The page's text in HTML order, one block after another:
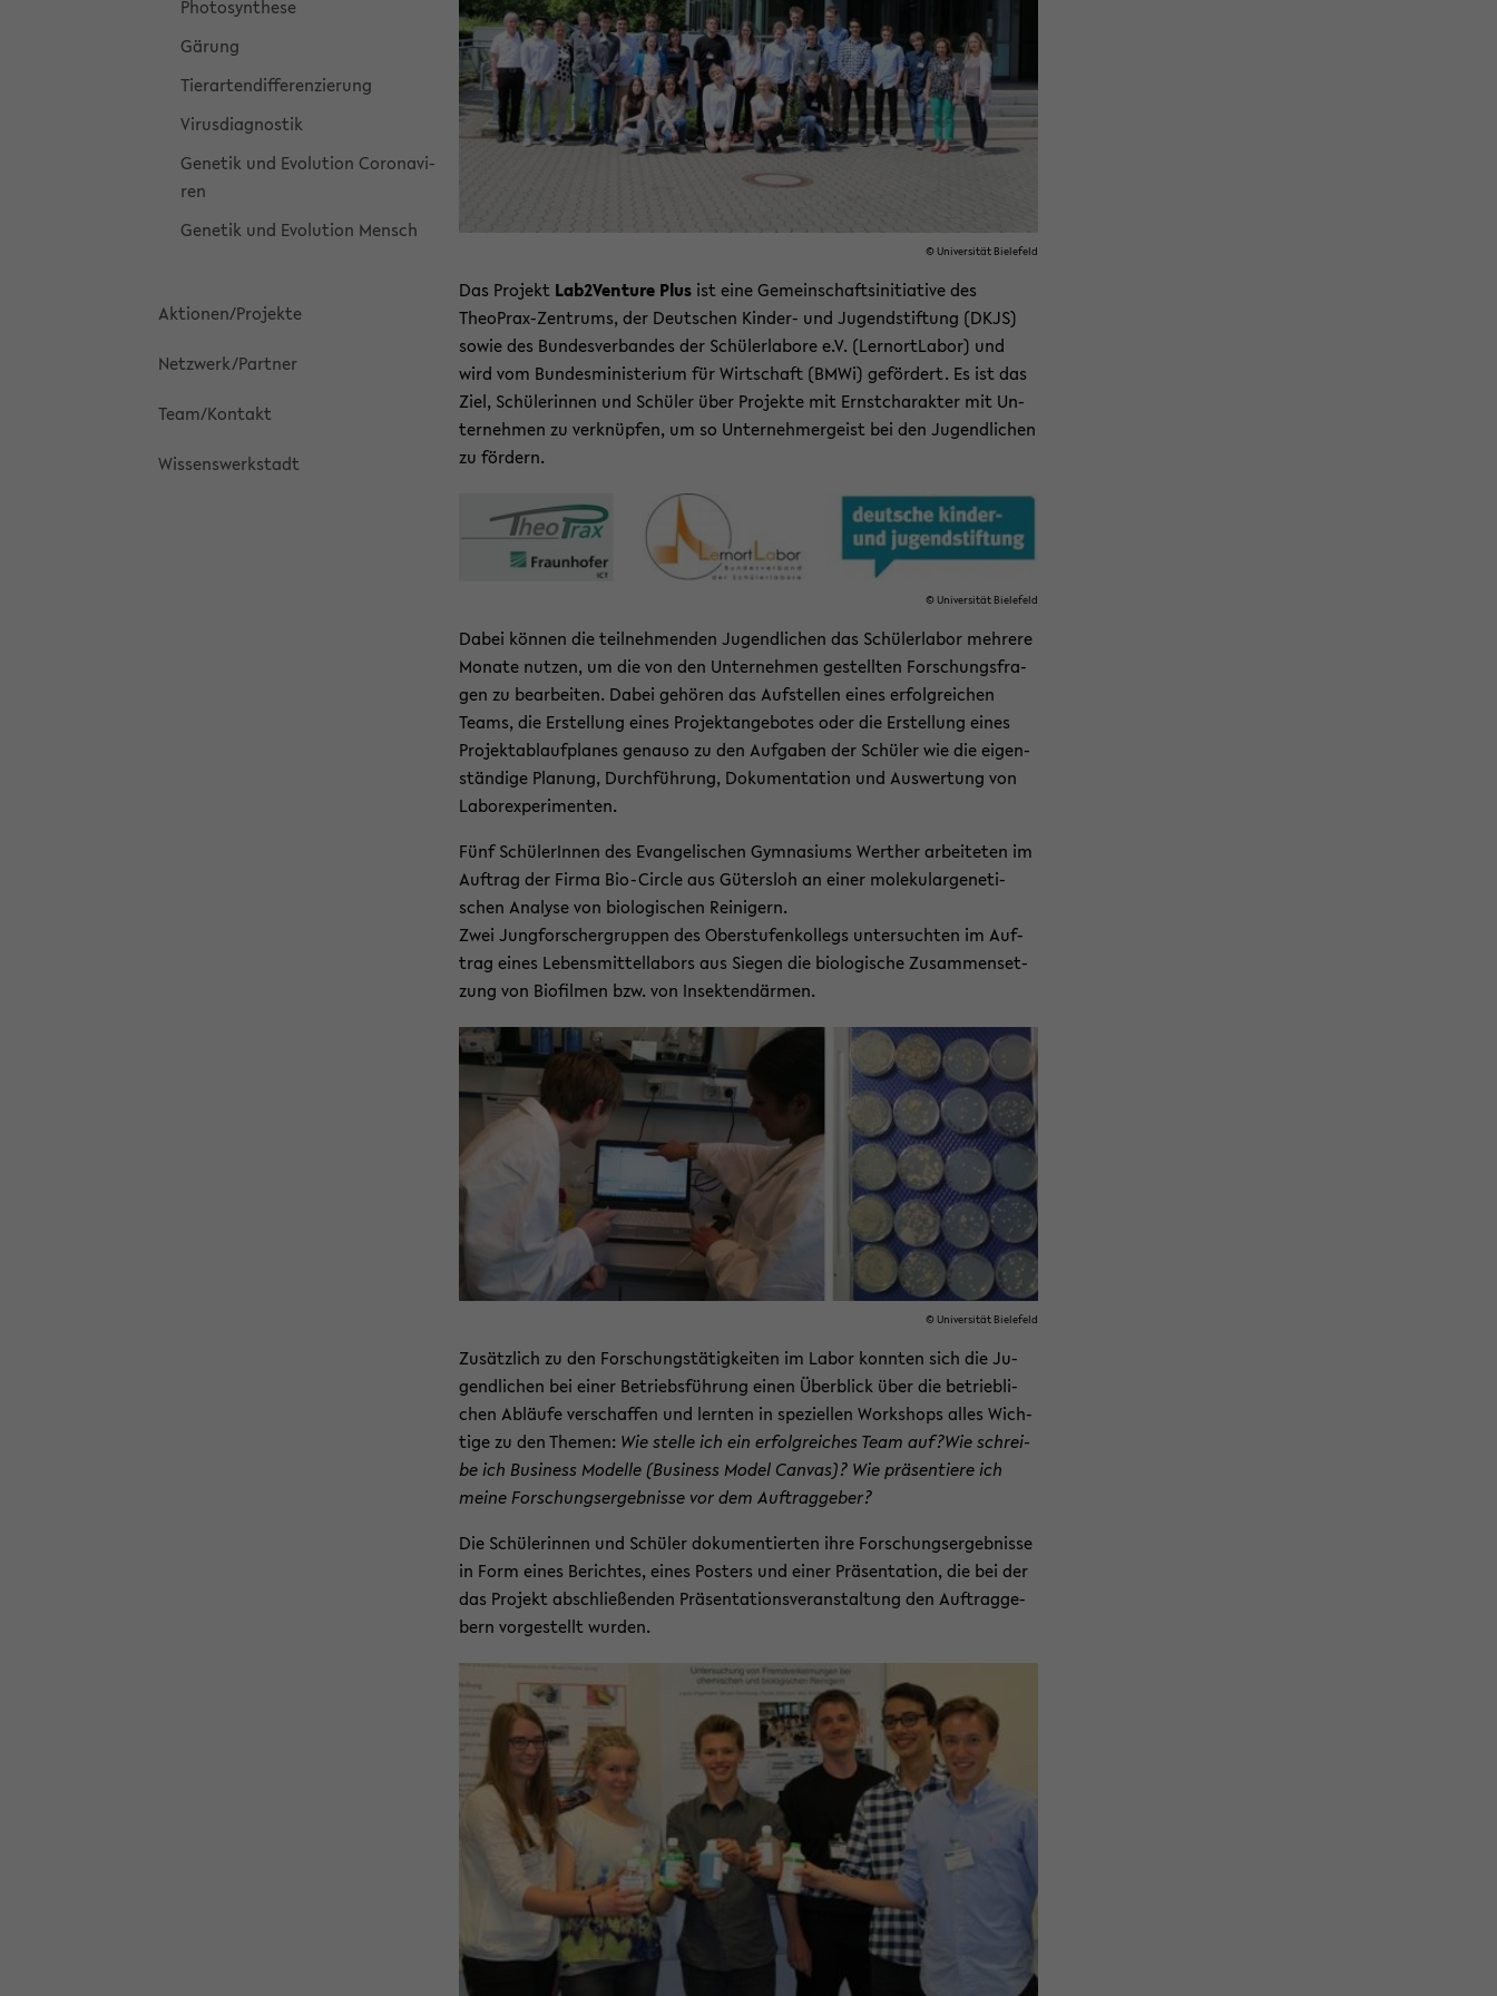
Pho­to­syn­the­se
Gä­rung
Tier­ar­ten­dif­fe­ren­zie­rung
Vi­rus­dia­gnos­tik
Ge­ne­tik und Evo­lu­ti­on Co­ro­na­vi­
ren
Ge­ne­tik und Evo­lu­ti­on Mensch
Ak­tio­nen/Pro­jek­te
Netz­werk/Part­ner
Team/Kon­takt
Wis­sens­werk­stadt
© Uni­ver­si­tät Bie­le­feld
Das Pro­jekt Lab2Venture Plus ist eine Ge­mein­schafts­in­itia­ti­ve des
TheoPrax-​Zentrums, der Deut­schen Kinder-​ und Ju­gend­stif­tung (DKJS)
sowie des Bun­des­ver­ban­des der Schü­ler­la­bo­re e.V. (Lern­ort­La­bor) und
wird vom Bun­des­mi­nis­te­ri­um für Wirt­schaft (BMWi) ge­för­dert. Es ist das
Ziel, Schü­le­rin­nen und Schü­ler über Pro­jek­te mit Ernst­cha­rak­ter mit Un­
ter­neh­men zu ver­knüp­fen, um so Un­ter­neh­mer­geist bei den Ju­gend­li­chen
zu för­dern.
© Uni­ver­si­tät Bie­le­feld
Dabei kön­nen die teil­neh­men­den Ju­gend­li­chen das Schü­ler­la­bor meh­re­re
Mo­na­te nut­zen, um die von den Un­ter­neh­men ge­stell­ten For­schungs­fra­
gen zu be­ar­bei­ten. Dabei ge­hö­ren das Auf­stel­len eines er­folg­rei­chen
Teams, die Er­stel­lung eines Pro­jekt­an­ge­bo­tes oder die Er­stel­lung eines
Pro­jekt­ab­lauf­pla­nes ge­nau­so zu den Auf­ga­ben der Schü­ler wie die ei­gen­
stän­di­ge Pla­nung, Durch­füh­rung, Do­ku­men­ta­ti­on und Aus­wer­tung von
La­bor­ex­pe­ri­men­ten.
Fünf Schü­le­rIn­nen des Evan­ge­li­schen Gym­na­si­ums Wert­her ar­bei­te­ten im
Auf­trag der Firma Bio-​Circle aus Gü­ters­loh an einer mo­le­ku­lar­ge­ne­ti­
schen Ana­ly­se von bio­lo­gi­schen Rei­ni­gern.
Zwei Jung­for­scher­grup­pen des Ober­stu­fen­kol­legs un­ter­such­ten im Auf­
trag eines Le­bens­mit­tel­la­bors aus Sie­gen die bio­lo­gi­sche Zu­sam­men­set­
zung von Bio­fil­men bzw. von In­sek­ten­där­men.
© Uni­ver­si­tät Bie­le­feld
Zu­sätz­lich zu den For­schungs­tä­tig­kei­ten im Labor konn­ten sich die Ju­
gend­li­chen bei einer Be­triebs­füh­rung einen Über­blick über die be­trieb­li­
chen Ab­läu­fe ver­schaf­fen und lern­ten in spe­zi­el­len Work­shops alles Wich­
ti­ge zu den The­men: Wie stel­le ich ein er­folg­rei­ches Team auf?Wie schrei­
be ich Busi­ness Mo­del­le (Busi­ness Model Can­vas)? Wie prä­sen­tie­re ich
meine For­schungs­er­geb­nis­se vor dem Auf­trag­ge­ber?
Die Schü­le­rin­nen und Schü­ler do­ku­men­tier­ten ihre For­schungs­er­geb­nis­se
in Form eines Be­rich­tes, eines Pos­ters und einer Prä­sen­ta­ti­on, die bei der
das Pro­jekt ab­schlie­ßen­den Prä­sen­ta­ti­ons­ver­an­stal­tung den Auf­trag­ge­
bern vor­ge­stellt wur­den.